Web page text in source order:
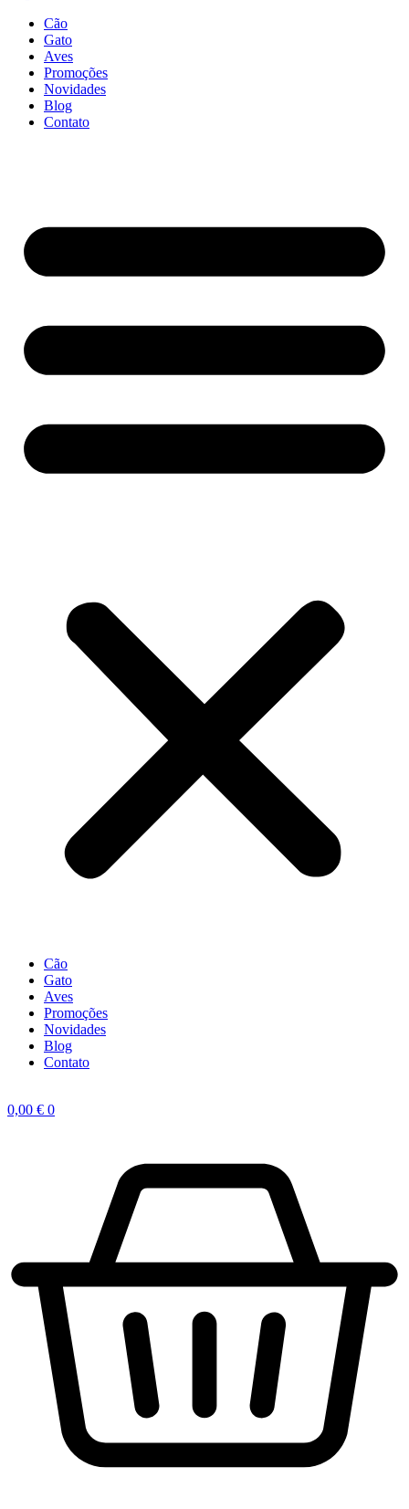
Cão
Gato
Aves
Promoções
Novidades
Blog
Contato
Cão
Gato
Aves
Promoções
Novidades
Blog
Contato
0,00 € 0